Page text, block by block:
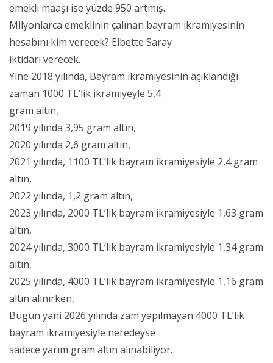
emekli maaşı ise yüzde 950 artmış.
Milyonlarca emeklinin çalınan bayram ikramiyesinin
hesabını kim verecek? Elbette Saray
iktidarı verecek.
Yine 2018 yılında, Bayram ikramiyesinin açıklandığı
zaman 1000 TL’lik ikramiyeyle 5,4
gram altın,
2019 yılında 3,95 gram altın,
2020 yılında 2,6 gram altın,
2021 yılında, 1100 TL’lik bayram ikramiyesiyle 2,4 gram
altın,
2022 yılında, 1,2 gram altın,
2023 yılında, 2000 TL’lik bayram ikramiyesiyle 1,63 gram
altın,
2024 yılında, 3000 TL’lik bayram ikramiyesiyle 1,34 gram
altın,
2025 yılında, 4000 TL’lik bayram ikramiyesiyle 1,16 gram
altın alınırken,
Bugün yani 2026 yılında zam yapılmayan 4000 TL’lik
bayram ikramiyesiyle neredeyse
sadece yarım gram altın alınabiliyor.